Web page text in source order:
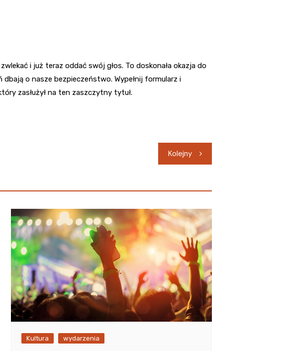
i już teraz oddać swój głos. To doskonała okazja do
o nasze bezpieczeństwo. Wypełnij formularz i
zasłużył na ten zaszczytny tytuł.
Kolejny
Kultura wydarzenia